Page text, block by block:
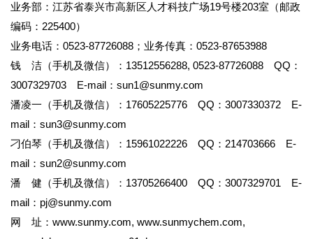
业务部：江苏省泰兴市高新区人才科技广场19号楼203室（邮政
编码：225400）
业务电话：0523-87726088；业务传真：0523-87653988
钱 洁（手机及微信）：13512556288, 0523-87726088 QQ：
3007329703 E-mail： sun1@sunmy.com
潘凌一（手机及微信）：17605225776 QQ：3007330372 E-
mail： sun3@sunmy.com
刁伯琴（手机及微信）：15961022226 QQ：214703666 E-
mail： sun2@sunmy.com
潘 健（手机及微信）：13705266400 QQ：3007329701 E-
mail： pj@sunmy.com
网 址： www.sunmy.com, www.sunmychem.com,